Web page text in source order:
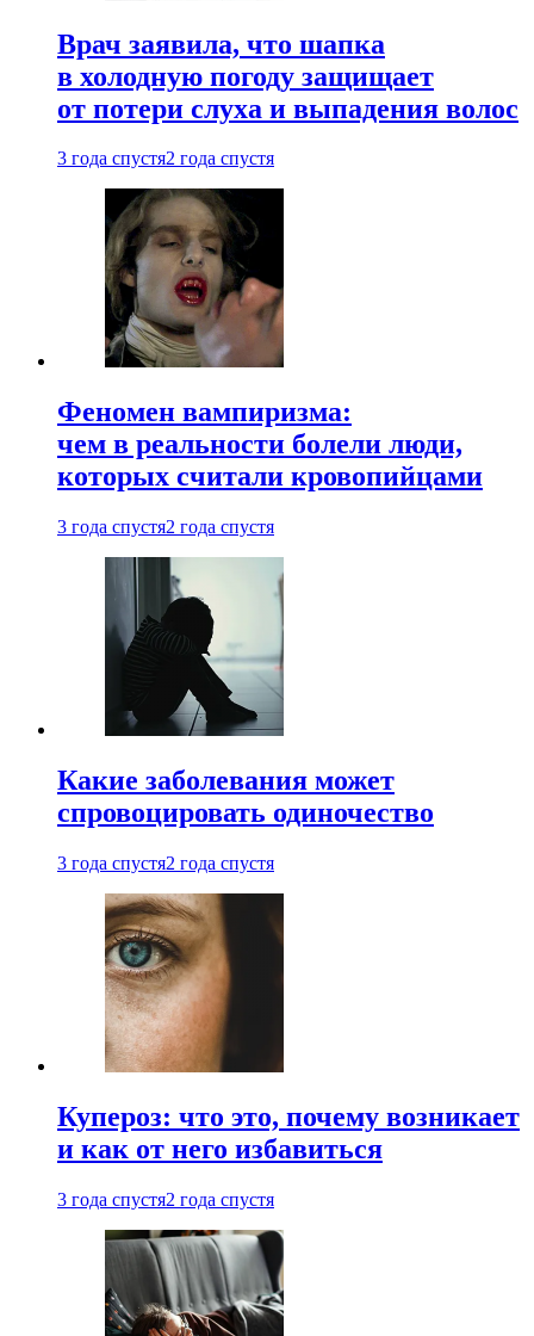
Врач заявила, что шапка
в холодную погоду защищает
от потери слуха и выпадения волос
3 года спустя2 года спустя
Феномен вампиризма:
чем в реальности болели люди,
которых считали кровопийцами
3 года спустя2 года спустя
Какие заболевания может
спровоцировать одиночество
3 года спустя2 года спустя
Купероз: что это, почему возникает
и как от него избавиться
3 года спустя2 года спустя